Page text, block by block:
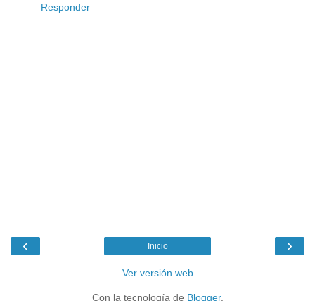
Responder
‹ ›
Inicio
Ver versión web
Con la tecnología de Blogger.